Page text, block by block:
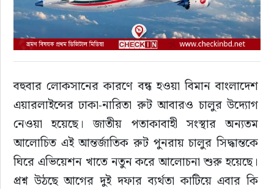
বহুবার লোকসানের কারণে বন্ধ হওয়া বিমান বাংলাদেশ
এয়ারলাইন্সের ঢাকা-নারিতা রুট আবারও চালুর উদ্যোগ
নেওয়া হয়েছে। জাতীয় পতাকাবাহী সংস্থার অন্যতম
আলোচিত এই আন্তর্জাতিক রুট পুনরায় চালুর সিদ্ধান্তকে
ঘিরে এভিয়েশন খাতে নতুন করে আলোচনা শুরু হয়েছে।
প্রশ্ন উঠছে আগের দুই দফার ব্যর্থতা কাটিয়ে এবার কি